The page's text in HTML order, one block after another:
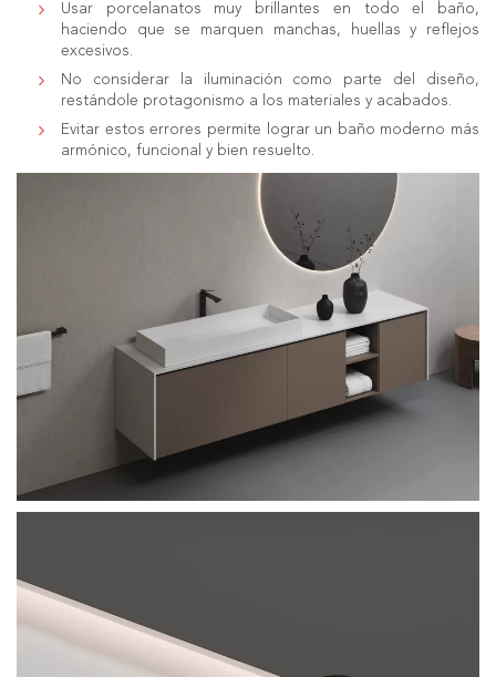
Usar porcelanatos muy brillantes en todo el baño,
haciendo que se marquen manchas, huellas y reflejos
excesivos.
No considerar la iluminación como parte del diseño,
restándole protagonismo a los materiales y acabados.
Evitar estos errores permite lograr un baño moderno más
armónico, funcional y bien resuelto.